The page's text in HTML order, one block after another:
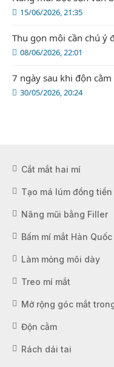
15/06/2026, 21:35
08/06/2026, 22:01
Thu gọn môi cần chú ý
30/05/2026, 20:24
7 ngày sau khi độn
Cắt mắt hai mí
Tạo má lúm đồng tiền
Nâng mũi bằng Filler
Bấm mí mắt Hàn Quốc
Làm mỏng môi dày
Treo mí mắt
Mở rộng góc mắt
Độn cằm
Rách dái tai